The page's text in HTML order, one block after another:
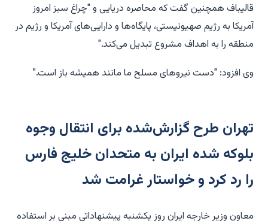
قالیباف همچنین گفت که محاصره دریایی و "چراغ سبز امروز
آمریکا به رژیم صهیونیستی، پایگاه‌ها و دارایی‌های آمریکا و رژیم در
منطقه را به اهداف مشروع تبدیل می‌کند."
وی افزود: "دست نیروهای مسلح ما مانند همیشه باز است."
تهران طرح گزارش‌شده برای انتقال وجوه
بلوکه شده ایران به متحدان خلیج فارس
را رد کرد و خواستار غرامت شد
معاون وزیر خارجه ایران روز یکشنبه پیشنهاداتی مبنی بر استفاده